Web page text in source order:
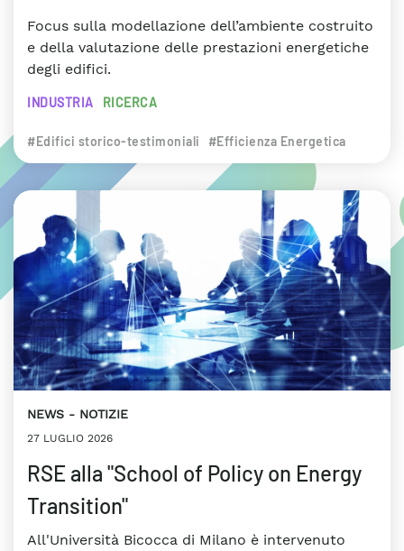
Focus sulla modellazione dell’ambiente costruito
e della valutazione delle prestazioni energetiche
degli edifici.
INDUSTRIA RICERCA
#Edifici storico-testimoniali #Efficienza Energetica
NEWS NOTIZIE
27 LUGLIO 2026
RSE alla "School of Policy on Energy
Transition"
All'Università Bicocca di Milano è intervenuto